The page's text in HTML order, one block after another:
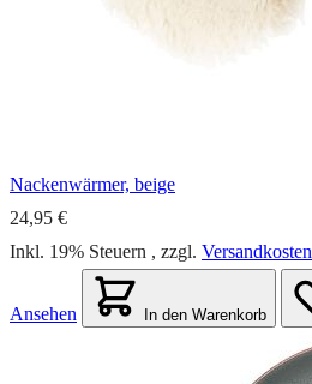
Nackenwärmer, beige
24,95 €
Inkl. 19% Steuern , zzgl. Versandkosten
Ansehen In den Warenkorb